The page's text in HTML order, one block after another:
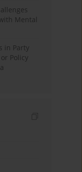
Mental
in Party
Policy